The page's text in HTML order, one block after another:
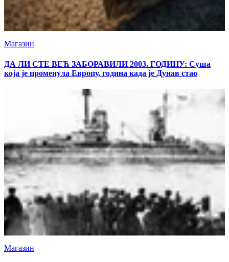
Магазин
ДА ЛИ СТЕ ВЕЋ ЗАБОРАВИЛИ 2003. ГОДИНУ: Суша
која је променула Европу, година када је Дунав стао
Магазин